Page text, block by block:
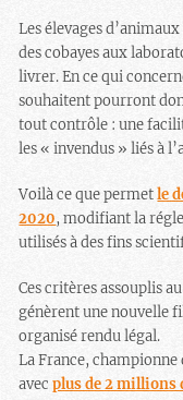
Les élevages
des cobayes aux
livrer. En ce qui
souhaitent pourront
tout contrôle : une
les « invendus » liés à
Voilà ce que permetle
2020, modifiant la
utilisés à des fins
Ces critères assouplis
génèrent une nouvelle
organisé rendu légal.
La France,
avecplus de 2 millions